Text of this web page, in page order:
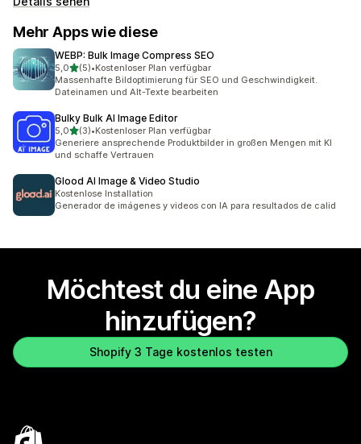
Mehr Apps wie diese
WEBP: Bulk Image Compress SEO
5,0von 5 Sternen
(5)
5 Rezensionen insgesamt
•Kostenloser Plan verfügbar
Massenhafte Bildoptimierung für SEO und Geschwindigkeit.
Dateinamen und Alt-Texte bearbeiten
Bulky Bulk AI Image Editor
5,0von 5 Sternen
(3)
3 Rezensionen insgesamt
•Kostenloser Plan verfügbar
Generiere ansprechende Produktbilder in großen Mengen mit KI
und schaffe Vertrauen
Glood AI Image & Video Studio
Kostenlose Installation
Generador de imágenes y videos con IA para resultados de calid
Möchtest du eine App
hinzufügen?
Shopify 3 Tage kostenlos testen